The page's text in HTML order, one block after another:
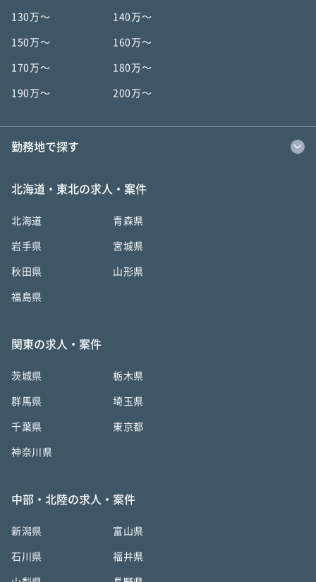
130万〜 140万〜
150万〜 160万〜
170万〜 180万〜
190万〜 200万〜
勤務地で探す
北海道・東北の求人・案件
北海道 青森県
岩手県 宮城県
秋田県 山形県
福島県
関東の求人・案件
茨城県 栃木県
群馬県 埼玉県
千葉県 東京都
神奈川県
中部・北陸の求人・案件
新潟県 富山県
石川県 福井県